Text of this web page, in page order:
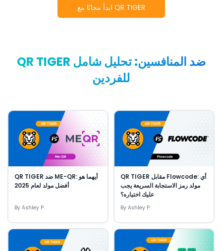
ابدأ مجانًا مع QR TIGER
QR TIGER ضد المنافسين: تحليل شامل
للفردين
QR TIGER ضد ME-QR: أيهما هو
أفضل مولد لعام 2025
By Ashley P.
QR TIGER مقابل Flowcode: أي
مولد رمز الاستجابة السريعة يجب
عليك اختياره؟
By Ashley P.